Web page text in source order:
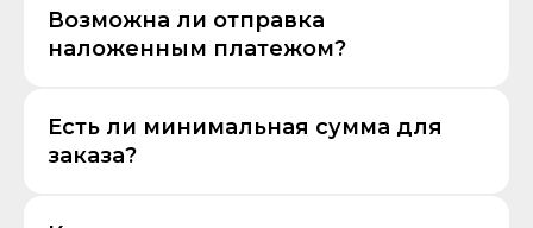
Возможна ли отправка
наложенным платежом?
Есть ли минимальная сумма для
заказа?